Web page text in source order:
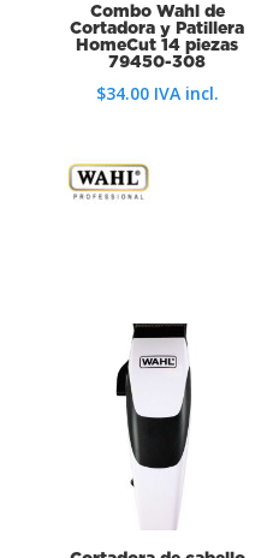
Combo Wahl de
Cortadora y Patillera
HomeCut 14 piezas
79450-308
$34.00 IVA incl.